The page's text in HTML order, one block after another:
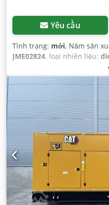
Yêu cầu
Tình trạng: mới, Năm sản
JME02824, loại nhiên liệu: